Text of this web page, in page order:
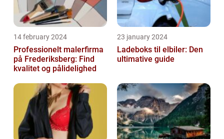
14 february 2024
Professionelt malerfirma
på Frederiksberg: Find
kvalitet og pålidelighed
23 january 2024
Ladeboks til elbiler: Den
ultimative guide